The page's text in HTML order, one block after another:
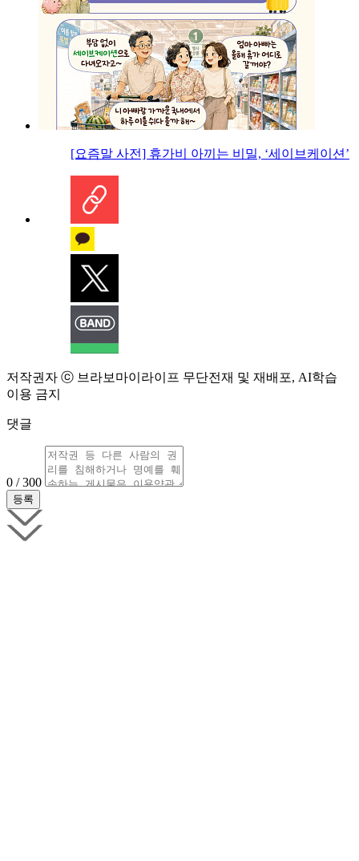
[요즘말 사전] 휴가비 아끼는 비밀, ‘세이브케이션’
저작권자 ⓒ 브라보마이라이프 무단전재 및 재배포, AI학습
이용 금지
댓글
0 / 300